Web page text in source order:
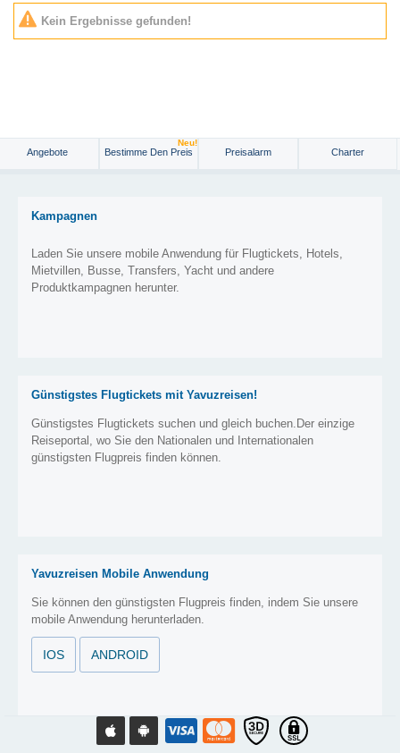
Kein Ergebnisse gefunden!
Angebote Bestimme Den Preis
Neu!
Preisalarm Charter
Kampagnen
Laden Sie unsere mobile Anwendung für Flugtickets, Hotels,
Mietvillen, Busse, Transfers, Yacht und andere
Produktkampagnen herunter.
Günstigstes Flugtickets mit Yavuzreisen!
Günstigstes Flugtickets suchen und gleich buchen.Der einzige
Reiseportal, wo Sie den Nationalen und Internationalen
günstigsten Flugpreis finden können.
Yavuzreisen Mobile Anwendung
Sie können den günstigsten Flugpreis finden, indem Sie unsere
mobile Anwendung herunterladen.
IOS ANDROID